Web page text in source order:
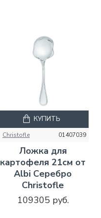
Christofle 01407039
Ложка для
картофеля 21см от
Albi Серебро
Christofle
109305 руб.
КУПИТЬ